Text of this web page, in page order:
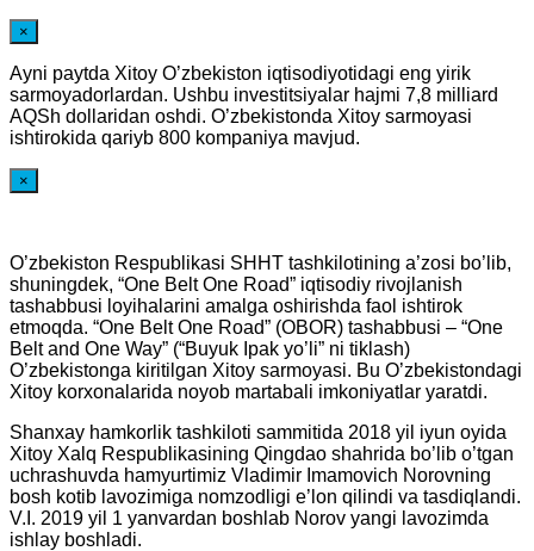
×
Ayni paytda Xitoy O’zbekiston iqtisodiyotidagi eng yirik
sarmoyadorlardan. Ushbu investitsiyalar hajmi 7,8 milliard
AQSh dollaridan oshdi. O’zbekistonda Xitoy sarmoyasi
ishtirokida qariyb 800 kompaniya mavjud.
×
O’zbekiston Respublikasi SHHT tashkilotining a’zosi bo’lib,
shuningdek, “One Belt One Road” iqtisodiy rivojlanish
tashabbusi loyihalarini amalga oshirishda faol ishtirok
etmoqda. “One Belt One Road” (OBOR) tashabbusi – “One
Belt and One Way” (“Buyuk Ipak yo’li” ni tiklash)
O’zbekistonga kiritilgan Xitoy sarmoyasi. Bu O’zbekistondagi
Xitoy korxonalarida noyob martabali imkoniyatlar yaratdi.
Shanxay hamkorlik tashkiloti sammitida 2018 yil iyun oyida
Xitoy Xalq Respublikasining Qingdao shahrida bo’lib o’tgan
uchrashuvda hamyurtimiz Vladimir Imamovich Norovning
bosh kotib lavozimiga nomzodligi e’lon qilindi va tasdiqlandi.
V.I. 2019 yil 1 yanvardan boshlab Norov yangi lavozimda
ishlay boshladi.